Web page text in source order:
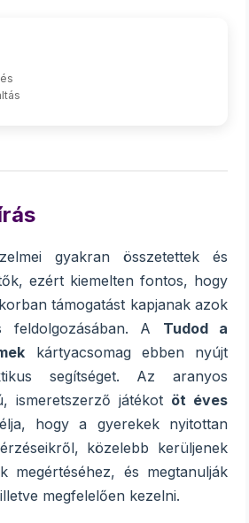
gyakran összetettek és
ezért kiemelten fontos, hogy
támogatást kapjanak azok
feldolgozásában. A Tudod a
kártyacsomag ebben nyújt
segítséget. Az aranyos
ismeretszerző játékot öt éves
hogy a gyerekek nyitottan
közelebb kerüljenek
megértéséhez, és megtanulják
megfelelően kezelni.